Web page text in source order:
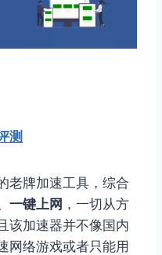
测
老牌加速工具，综合
一键上网 ，一切从方
该加速器并不像国内
网络游戏或者只能用